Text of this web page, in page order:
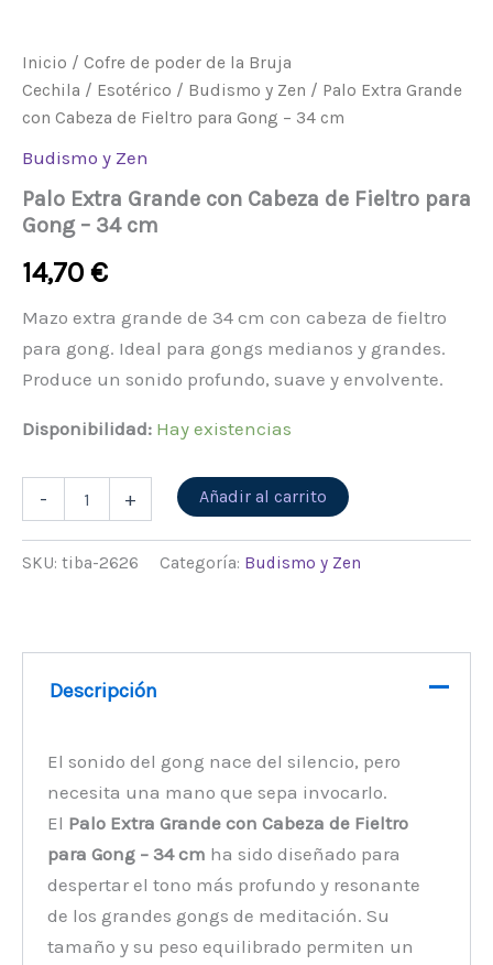
Inicio / Cofre de poder de la Bruja
Cechila / Esotérico / Budismo y Zen / Palo Extra Grande
con Cabeza de Fieltro para Gong – 34 cm
Budismo y Zen
Palo Extra Grande con Cabeza de Fieltro para
Gong – 34 cm
14,70 €
Mazo extra grande de 34 cm con cabeza de fieltro
para gong. Ideal para gongs medianos y grandes.
Produce un sonido profundo, suave y envolvente.
Disponibilidad: Hay existencias
- + Añadir al carrito
SKU: tiba-2626 Categoría: Budismo y Zen
Descripción
El sonido del gong nace del silencio, pero
necesita una mano que sepa invocarlo.
El Palo Extra Grande con Cabeza de Fieltro
para Gong – 34 cm ha sido diseñado para
despertar el tono más profundo y resonante
de los grandes gongs de meditación. Su
tamaño y su peso equilibrado permiten un